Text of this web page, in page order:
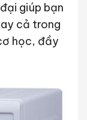
giúp bạn
cả trong
học, đầy